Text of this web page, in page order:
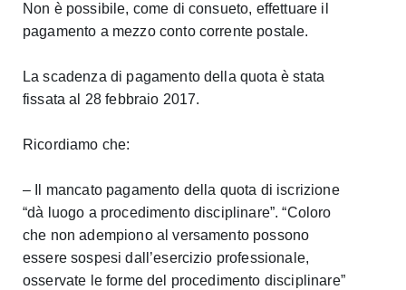
Non è possibile, come di consueto, effettuare il
pagamento a mezzo conto corrente postale.
La scadenza di pagamento della quota è stata
fissata al 28 febbraio 2017.
Ricordiamo che:
– Il mancato pagamento della quota di iscrizione
“dà luogo a procedimento disciplinare”. “Coloro
che non adempiono al versamento possono
essere sospesi dall’esercizio professionale,
osservate le forme del procedimento disciplinare”